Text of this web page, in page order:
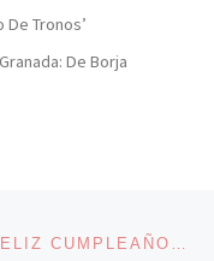
Tronos’
De Borja
HISTORIAS DE DELEITOSA: FELIZ CUMPLEAÑOS…